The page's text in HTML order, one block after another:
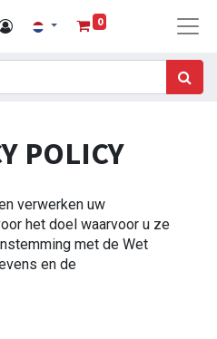
0
POLICY
verwerken uw
het doel waarvoor u ze
met de Wet
en de